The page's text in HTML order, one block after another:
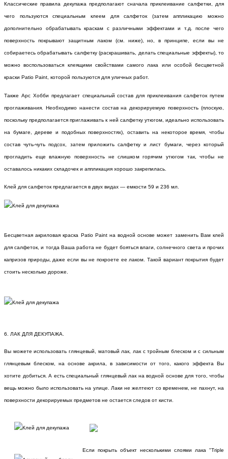
Классические правила декупажа предполагают сначала приклеивание салфетки, для
чего пользуются специальным клеем для салфеток (затем аппликацию можно
дополнительно обрабатывать краскам с различными эффектами и т.д. после чего
поверхность покрывают защитным лаком (см. ниже), но, в принципе, если вы не
собираетесь обрабатывать салфетку (раскрашивать, делать специальные эффекты), то
можно воспользоваться клеящими свойствами самого лака или особой бесцветной
краски Patio Paint, которой пользуются для уличных работ.
Также Арс Хобби предлагает специальный состав для приклеивания салфеток путем
проглаживания. Необходимо нанести состав на декорируемую поверхность (плоскую,
поскольку предполагается приглаживать к ней салфетку утюгом, идеально использовать
на бумаге, дереве и подобных поверхностях), оставить на некоторое время, чтобы
состав чуть-чуть подсох, затем приложить салфетку и лист бумаги, через который
прогладить еще влажную поверхность не слишком горячим утюгом так, чтобы не
оставалось никаких складочек и аппликация хорошо закрепилась.
Клей для салфеток предлагается в двух видах — емкости 59 и 236 мл.
Бесцветная акриловая краска Patio Paint на водной основе может заменить Вам клей
для салфеток, и тогда Ваша работа не будет бояться влаги, солнечного света и прочих
капризов природы, даже если вы не покроете ее лаком. Такой вариант покрытия будет
стоить несколько дороже.
6. ЛАК ДЛЯ ДЕКУПАЖА.
Вы можете использовать глянцевый, матовый лак, лак с тройным блеском и с сильным
глянцевым блеском, на основе акрила, в зависимости от того, какого эффекта Вы
хотите добиться. А есть специальный глянцевый лак на водной основе для того, чтобы
вещь можно было использовать на улице. Лаки не желтеют со временем, не пахнут, на
поверхности декорируемых предметов не остается следов от кисти.
Если покрыть объект несколькими слоями лака "Triple